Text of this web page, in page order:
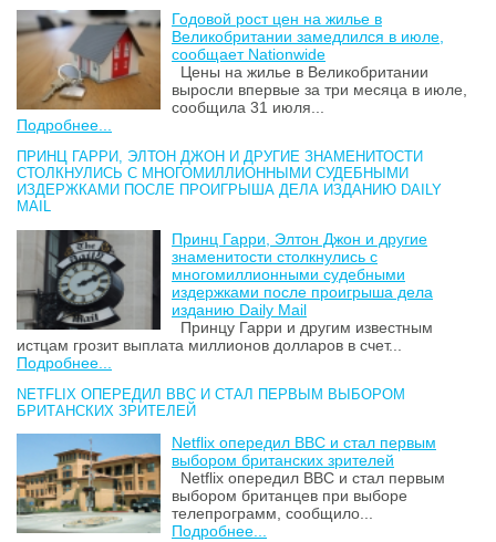
Годовой рост цен на жилье в
Великобритании замедлился в июле,
сообщает Nationwide
Цены на жилье в Великобритании
выросли впервые за три месяца в июле,
сообщила 31 июля...
Подробнее...
ПРИНЦ ГАРРИ, ЭЛТОН ДЖОН И ДРУГИЕ ЗНАМЕНИТОСТИ
СТОЛКНУЛИСЬ С МНОГОМИЛЛИОННЫМИ СУДЕБНЫМИ
ИЗДЕРЖКАМИ ПОСЛЕ ПРОИГРЫША ДЕЛА ИЗДАНИЮ DAILY
MAIL
Принц Гарри, Элтон Джон и другие
знаменитости столкнулись с
многомиллионными судебными
издержками после проигрыша дела
изданию Daily Mail
Принцу Гарри и другим известным
истцам грозит выплата миллионов долларов в счет...
Подробнее...
NETFLIX ОПЕРЕДИЛ BBC И СТАЛ ПЕРВЫМ ВЫБОРОМ
БРИТАНСКИХ ЗРИТЕЛЕЙ
Netflix опередил BBC и стал первым
выбором британских зрителей
Netflix опередил BBC и стал первым
выбором британцев при выборе
телепрограмм, сообщило...
Подробнее...